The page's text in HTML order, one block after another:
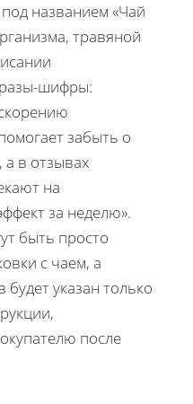
под названием «Чай
травяной
шифры:
забыть о
а в отзывах
на
за неделю».
быть просто
с чаем, а
будет указан только
после